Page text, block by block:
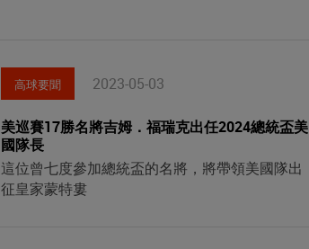
高球要聞 2023-05-03
美巡賽17勝名將吉姆．福瑞克出任2024總統盃美
國隊長
這位曾七度參加總統盃的名將，將帶領美國隊出
征皇家蒙特婁